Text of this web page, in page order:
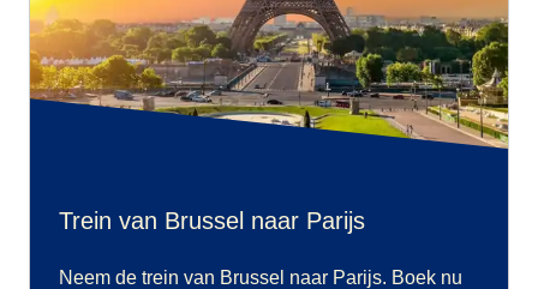
Trein van Brussel naar Parijs
Neem de trein van Brussel naar Parijs. Boek nu